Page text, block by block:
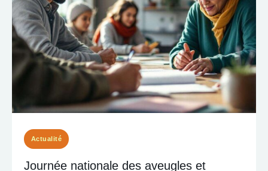
Actualité
Journée nationale des aveugles et